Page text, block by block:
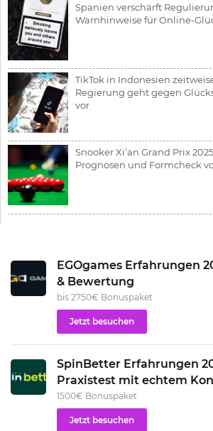
Spanien verschärft
Warnhinweise für Online-
TikTok in Indonesien
Regierung geht gegen
vor
Snooker Xi’an Grand Prix
Prognosen und Formcheck
EGOgames Erfahrungen
& Bewertung
bis 2750€ Bonuspaket
Jetzt besuchen
SpinBetter Erfahrungen
Praxistest mit echtem
1500€ Bonuspaket
Jetzt besuchen